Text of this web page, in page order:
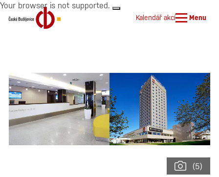
Your browser is not supported.
Kalendář akcí Menu
(5)